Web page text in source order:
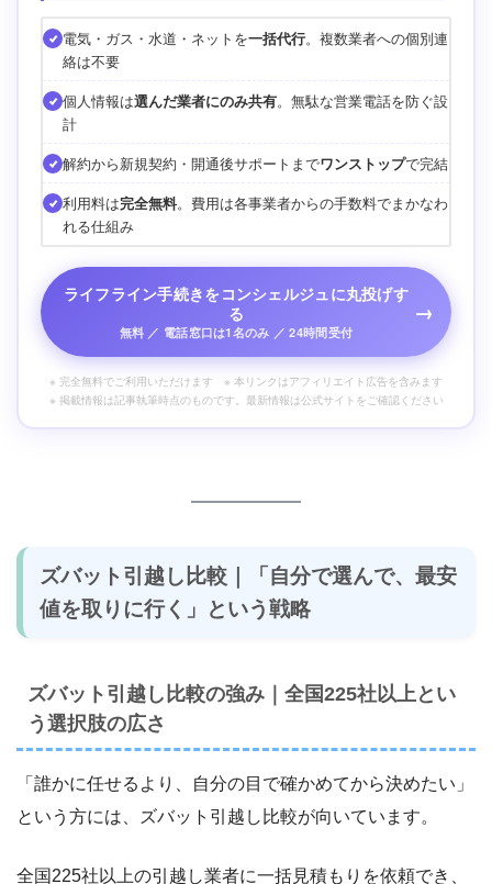
電気・ガス・水道・ネットを一括代行。複数業者への個別連
絡は不要
個人情報は選んだ業者にのみ共有。無駄な営業電話を防ぐ設
計
解約から新規契約・開通後サポートまでワンストップで完結
利用料は完全無料。費用は各事業者からの手数料でまかなわ
れる仕組み
ライフライン手続きをコンシェルジュに丸投げす
る
無料 ／ 電話窓口は1名のみ ／ 24時間受付
→
※ 完全無料でご利用いただけます ※ 本リンクはアフィリエイト広告を含みます
※ 掲載情報は記事執筆時点のものです。最新情報は公式サイトをご確認ください
ズバット引越し比較｜「自分で選んで、最安
値を取りに行く」という戦略
ズバット引越し比較の強み｜全国225社以上とい
う選択肢の広さ
「誰かに任せるより、自分の目で確かめてから決めたい」
という方には、ズバット引越し比較が向いています。
全国225社以上の引越し業者に一括見積もりを依頼でき、